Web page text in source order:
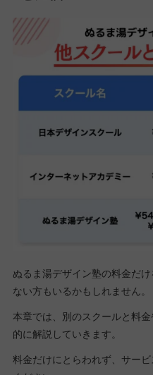
ぬるま湯デザイン塾の料金だ
ない方もいるかもしれません。
本章では、別のスクールと料
的に解説していきます。
料金だけにとらわれず、サー